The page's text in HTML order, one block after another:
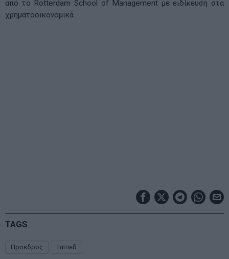
από το Rotterdam School of Management με ειδίκευση στα
χρηματοοικονομικά
TAGS
Προεδρος ταιπεδ